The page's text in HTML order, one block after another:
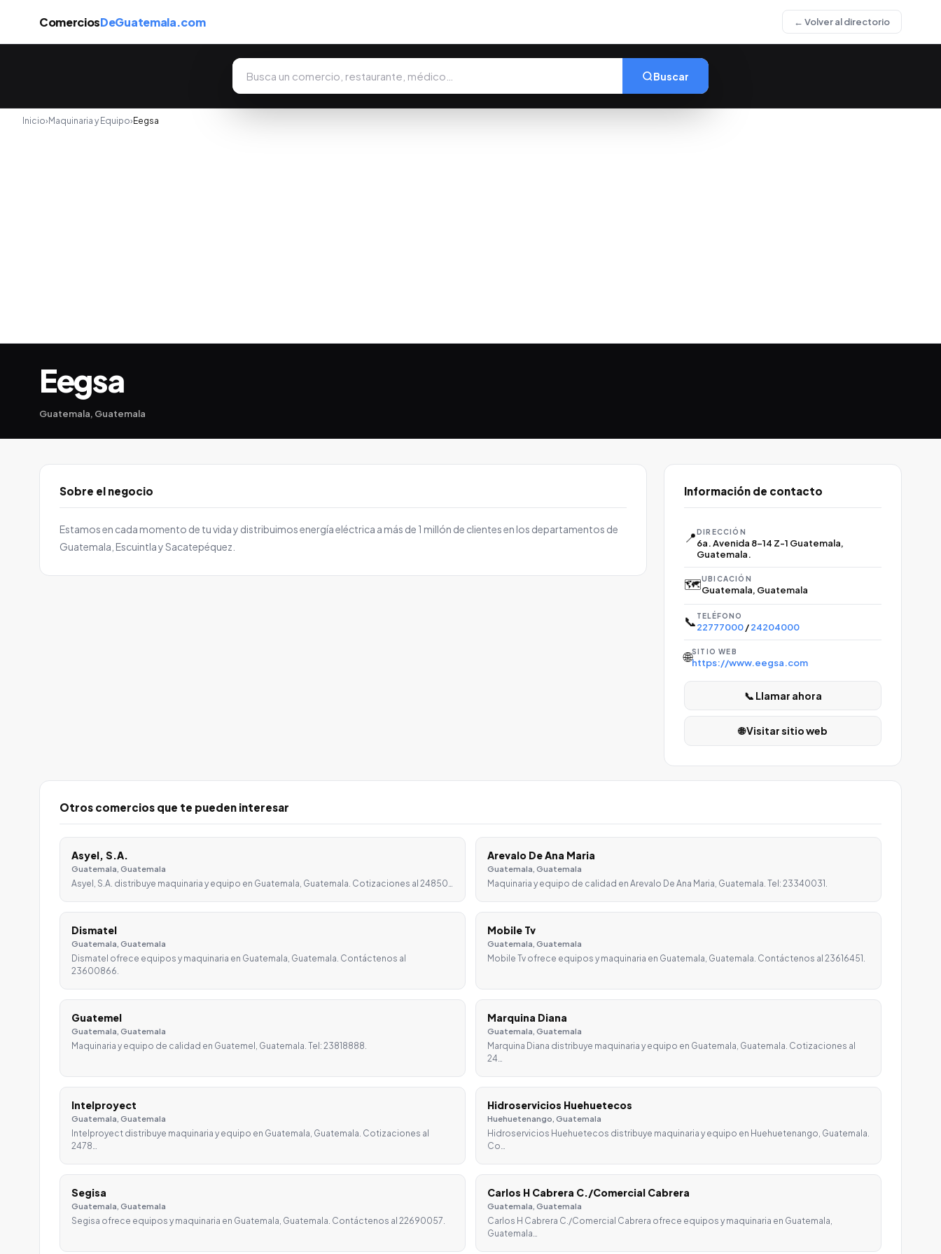
ComerciosDeGuatemala.com ← Volver al directorio
Buscar
Inicio› Maquinaria y Equipo› Eegsa
Eegsa
Guatemala, Guatemala
Sobre el negocio
Estamos en cada momento de tu vida y distribuimos energía eléctrica a más de 1 millón de clientes en los departamentos de
Guatemala, Escuintla y Sacatepéquez.
Información de contacto
📍DIRECCIÓN
6a. Avenida 8-14 Z-1 Guatemala,
Guatemala.
🗺️UBICACIÓN
Guatemala, Guatemala
📞 TELÉFONO
22777000/24204000
🌐SITIO WEB
https://www.eegsa.com
📞 Llamar ahora
🌐 Visitar sitio web
Otros comercios que te pueden interesar
Asyel, S.A.
Guatemala, Guatemala
Asyel, S.A. distribuye maquinaria y equipo en Guatemala, Guatemala. Cotizaciones al 24850…
Arevalo De Ana Maria
Guatemala, Guatemala
Maquinaria y equipo de calidad en Arevalo De Ana Maria, Guatemala. Tel: 23340031.
Dismatel
Guatemala, Guatemala
Dismatel ofrece equipos y maquinaria en Guatemala, Guatemala. Contáctenos al
23600866.
Mobile Tv
Guatemala, Guatemala
Mobile Tv ofrece equipos y maquinaria en Guatemala, Guatemala. Contáctenos al 23616451.
Guatemel
Guatemala, Guatemala
Maquinaria y equipo de calidad en Guatemel, Guatemala. Tel: 23818888.
Marquina Diana
Guatemala, Guatemala
Marquina Diana distribuye maquinaria y equipo en Guatemala, Guatemala. Cotizaciones al
24…
Intelproyect
Guatemala, Guatemala
Intelproyect distribuye maquinaria y equipo en Guatemala, Guatemala. Cotizaciones al
2478…
Hidroservicios Huehuetecos
Huehuetenango, Guatemala
Hidroservicios Huehuetecos distribuye maquinaria y equipo en Huehuetenango, Guatemala.
Co…
Segisa
Guatemala, Guatemala
Segisa ofrece equipos y maquinaria en Guatemala, Guatemala. Contáctenos al 22690057.
Carlos H Cabrera C./Comercial Cabrera
Guatemala, Guatemala
Carlos H Cabrera C./Comercial Cabrera ofrece equipos y maquinaria en Guatemala,
Guatemala…